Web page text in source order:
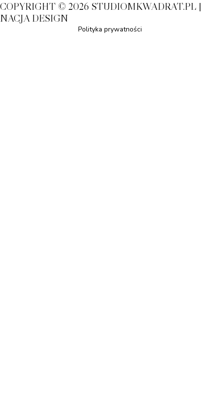
COPYRIGHT © 2026 STUDIOMKWADRAT.PL |
NACJA DESIGN
Polityka prywatności